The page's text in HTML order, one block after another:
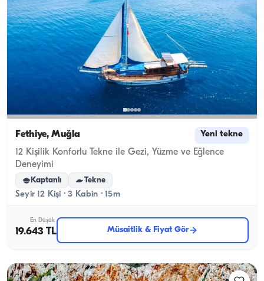
Fethiye, Muğla Yeni tekne
12 Kişilik Konforlu Tekne ile Gezi, Yüzme ve Eğlence
Deneyimi
Kaptanlı Tekne
Seyir 12 Kişi · 3 Kabin · 15m
En Düşük
19.643 TL Müsaitlik & Fiyat Gör